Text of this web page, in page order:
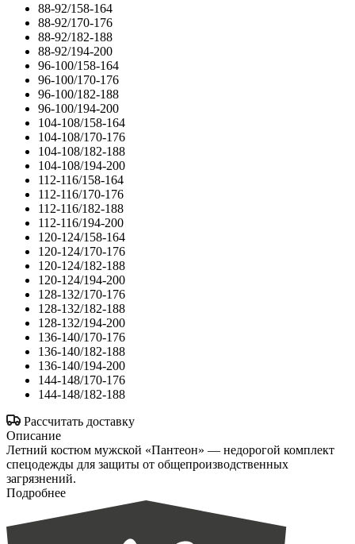
88-92/158-164
88-92/170-176
88-92/182-188
88-92/194-200
96-100/158-164
96-100/170-176
96-100/182-188
96-100/194-200
104-108/158-164
104-108/170-176
104-108/182-188
104-108/194-200
112-116/158-164
112-116/170-176
112-116/182-188
112-116/194-200
120-124/158-164
120-124/170-176
120-124/182-188
120-124/194-200
128-132/170-176
128-132/182-188
128-132/194-200
136-140/170-176
136-140/182-188
136-140/194-200
144-148/170-176
144-148/182-188
Рассчитать доставку
Описание
Летний костюм мужской «Пантеон» — недорогой комплект
спецодежды для защиты от общепроизводственных
загрязнений.
Подробнее